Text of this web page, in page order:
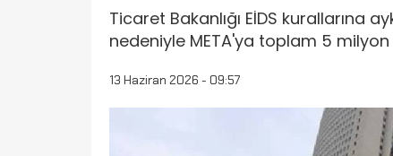
Ticaret Bakanlığı EİDS kurallarına
nedeniyle META'ya toplam 5 milyon
13 Haziran 2026 - 09:57